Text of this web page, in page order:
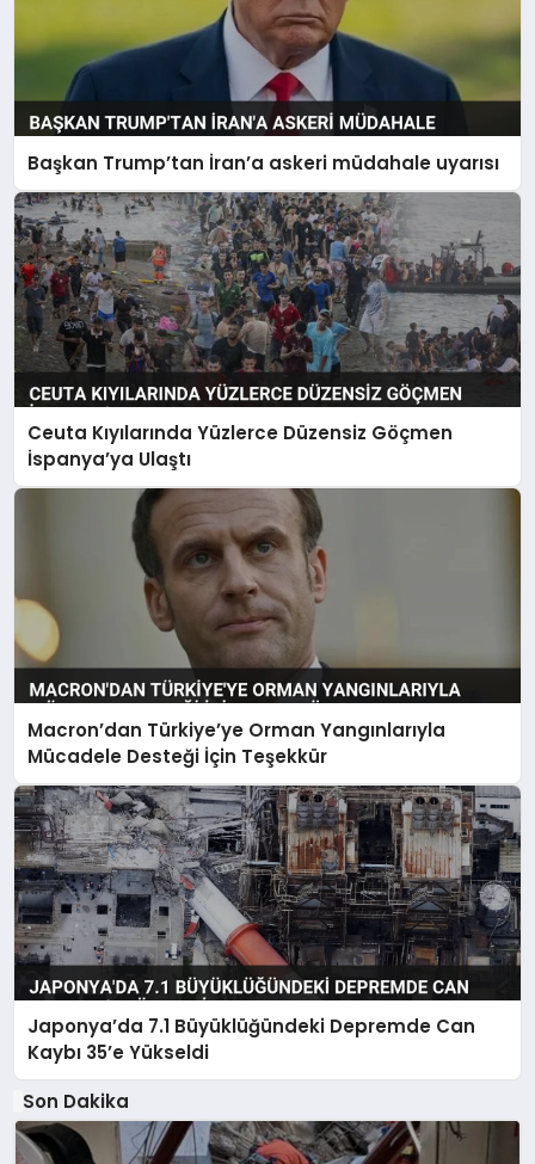
Başkan Trump’tan İran’a askeri müdahale uyarısı
Ceuta Kıyılarında Yüzlerce Düzensiz Göçmen
İspanya’ya Ulaştı
Macron’dan Türkiye’ye Orman Yangınlarıyla
Mücadele Desteği İçin Teşekkür
Japonya’da 7.1 Büyüklüğündeki Depremde Can
Kaybı 35’e Yükseldi
Son Dakika